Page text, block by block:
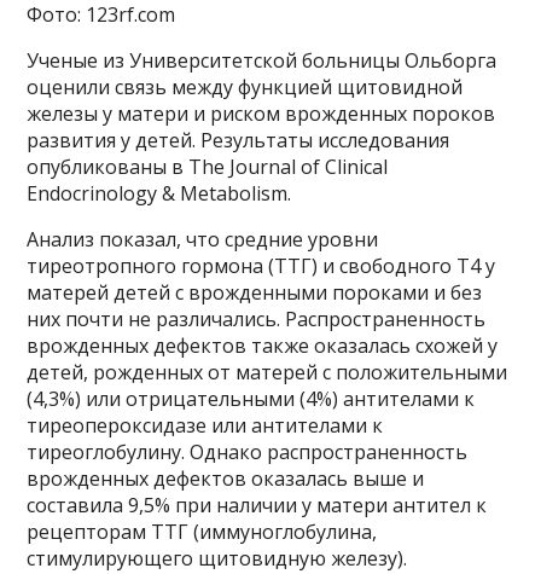
Фото: 123rf.com
Ученые из Университетской больницы Ольборга
оценили связь между функцией щитовидной
железы у матери и риском врожденных пороков
развития у детей. Результаты исследования
опубликованы в The Journal of Clinical
Endocrinology & Metabolism.
Анализ показал, что средние уровни
тиреотропного гормона (ТТГ) и свободного Т4 у
матерей детей с врожденными пороками и без
них почти не различались. Распространенность
врожденных дефектов также оказалась схожей у
детей, рожденных от матерей с положительными
(4,3%) или отрицательными (4%) антителами к
тиреопероксидазе или антителами к
тиреоглобулину. Однако распространенность
врожденных дефектов оказалась выше и
составила 9,5% при наличии у матери антител к
рецепторам ТТГ (иммуноглобулина,
стимулирующего щитовидную железу).